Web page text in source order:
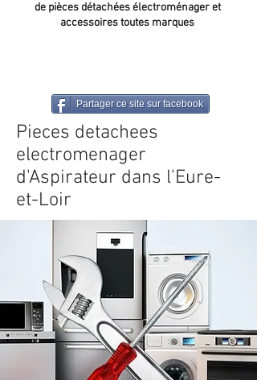
de pièces détachées électroménager et
accessoires toutes marques
Partager ce site sur facebook
Pieces detachees
electromenager
d'Aspirateur dans l'Eure-
et-Loir